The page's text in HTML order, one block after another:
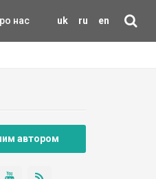
uk ru en
нас
автором